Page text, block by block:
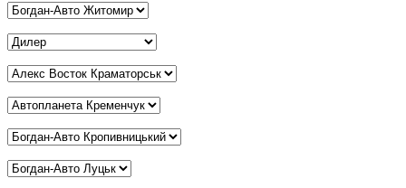
Дилер Житомир*
Дилер Запоріжжя
Дилер Краматорськ*
Дилер Кременчук*
Дилер Кропивницький*
Дилер Луцьк*